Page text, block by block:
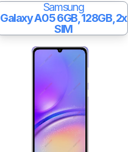
Samsung
Galaxy A056GB, 128GB, 2x
SIM